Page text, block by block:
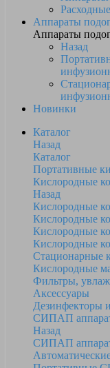
Аппараты
Аппараты
Назад
Новинки
Каталог
Назад
Каталог
Портативные
Кислородные
Назад
Кислородные
Кислородные
Кислородные
Кислородные
Стационарные
Кислородные
Фильтры,
Аксессуары
Дезинфекторы
СИПАП
Назад
СИПАП